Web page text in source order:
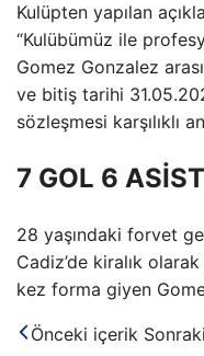
Kulüpten yapılan
“Kulübümüz ile
Gomez Gonzalez
ve bitiş tarihi
sözleşmesi karşılıklı
7 GOL 6 ASİST
28 yaşındaki forvet
Cadiz’de kiralık
kez forma giyen
Önceki içerik